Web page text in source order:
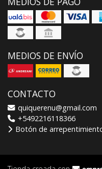
MEDIOS DE ENVÍO
CONTACTO
quiquerenu@gmail.com
+5492216118366
Botón de